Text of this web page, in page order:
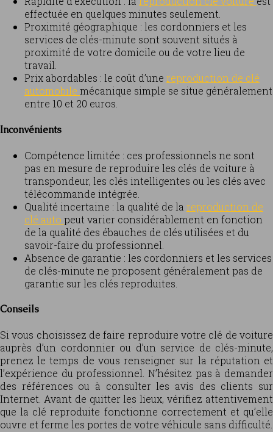
effectuée en quelques minutes seulement.
Proximité géographique : les cordonniers et les
services de clés-minute sont souvent situés à
proximité de votre domicile ou de votre lieu de
travail.
Prix abordables : le coût d’une reproduction de clé
automobile mécanique simple se situe généralement
entre 10 et 20 euros.
Inconvénients
Compétence limitée : ces professionnels ne sont
pas en mesure de reproduire les clés de voiture à
transpondeur, les clés intelligentes ou les clés avec
télécommande intégrée.
Qualité incertaine : la qualité de la reproduction de
clé auto peut varier considérablement en fonction
de la qualité des ébauches de clés utilisées et du
savoir-faire du professionnel.
Absence de garantie : les cordonniers et les services
de clés-minute ne proposent généralement pas de
garantie sur les clés reproduites.
Conseils
Si vous choisissez de faire reproduire votre clé de voiture
auprès d’un cordonnier ou d’un service de clés-minute,
prenez le temps de vous renseigner sur la réputation et
l’expérience du professionnel. N’hésitez pas à demander
des références ou à consulter les avis des clients sur
Internet. Avant de quitter les lieux, vérifiez attentivement
que la clé reproduite fonctionne correctement et qu’elle
ouvre et ferme les portes de votre véhicule sans difficulté.